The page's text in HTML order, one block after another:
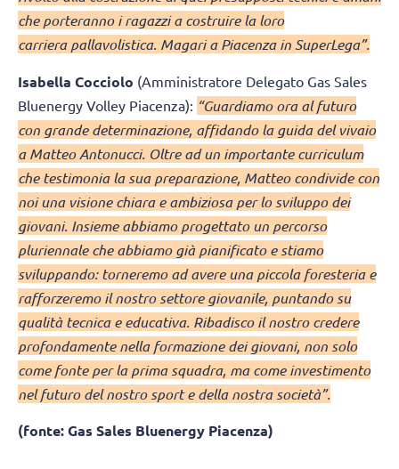
che porteranno i ragazzi a costruire la loro
carriera pallavolistica. Magari a Piacenza in SuperLega”.
Isabella Cocciolo (Amministratore Delegato Gas Sales
Bluenergy Volley Piacenza): “Guardiamo ora al futuro
con grande determinazione, affidando la guida del vivaio
a Matteo Antonucci. Oltre ad un importante curriculum
che testimonia la sua preparazione, Matteo condivide con
noi una visione chiara e ambiziosa per lo sviluppo dei
giovani. Insieme abbiamo progettato un percorso
pluriennale che abbiamo già pianificato e stiamo
sviluppando: torneremo ad avere una piccola foresteria e
rafforzeremo il nostro settore giovanile, puntando su
qualità tecnica e educativa. Ribadisco il nostro credere
profondamente nella formazione dei giovani, non solo
come fonte per la prima squadra, ma come investimento
nel futuro del nostro sport e della nostra società”.
(fonte: Gas Sales Bluenergy Piacenza)